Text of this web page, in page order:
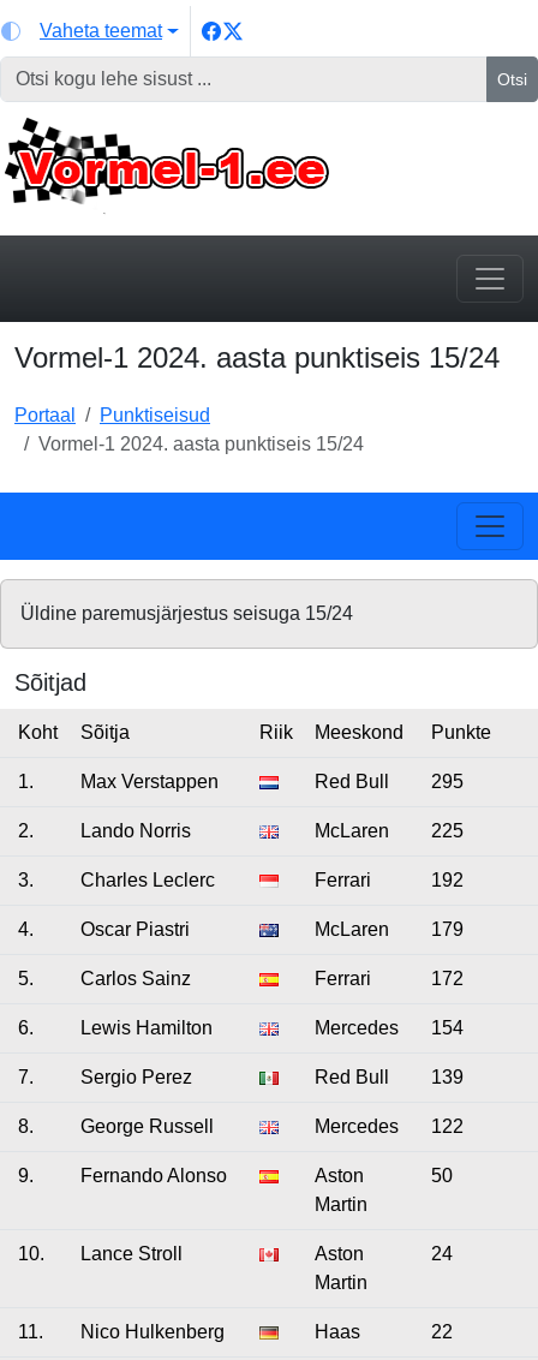
Vaheta teemat
Otsi
Vormel-1 2024. aasta punktiseis 15/24
Portaal
Punktiseisud
Vormel-1 2024. aasta punktiseis 15/24
Üldine paremusjärjestus seisuga 15/24
Sõitjad
Koht Sõitja Riik Meeskond Punkte
1. Max Verstappen Red Bull 295
2. Lando Norris McLaren 225
3. Charles Leclerc Ferrari 192
4. Oscar Piastri McLaren 179
5. Carlos Sainz Ferrari 172
6. Lewis Hamilton Mercedes 154
7. Sergio Perez Red Bull 139
8. George Russell Mercedes 122
9. Fernando Alonso
Aston
Martin
50
10. Lance Stroll
Aston
Martin
24
11. Nico Hulkenberg Haas 22